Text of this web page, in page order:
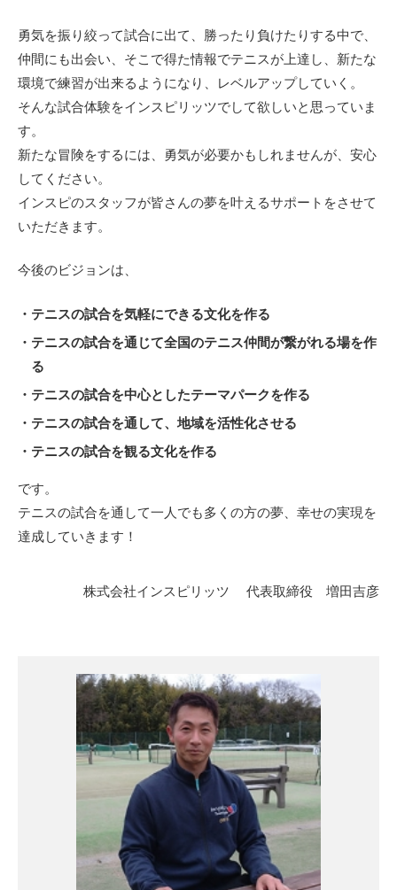
勇気を振り絞って試合に出て、勝ったり負けたりする中で、
仲間にも出会い、そこで得た情報でテニスが上達し、新たな
環境で練習が出来るようになり、レベルアップしていく。
そんな試合体験をインスピリッツでして欲しいと思っていま
す。
新たな冒険をするには、勇気が必要かもしれませんが、安心
してください。
インスピのスタッフが皆さんの夢を叶えるサポートをさせて
いただきます。
今後のビジョンは、
テニスの試合を気軽にできる文化を作る
テニスの試合を通じて全国のテニス仲間が繋がれる場を作
る
テニスの試合を中心としたテーマパークを作る
テニスの試合を通して、地域を活性化させる
テニスの試合を観る文化を作る
です。
テニスの試合を通して一人でも多くの方の夢、幸せの実現を
達成していきます！
株式会社インスピリッツ 代表取締役 増田吉彦